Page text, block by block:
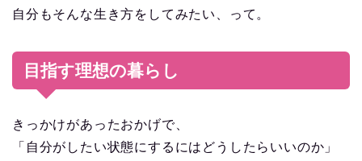
自分もそんな生き方をしてみたい、って。
目指す理想の暮らし
きっかけがあったおかげで、
「自分がしたい状態にするにはどうしたらいいのか」